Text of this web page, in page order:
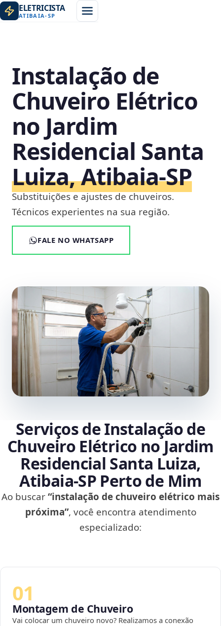
ELETRICISTA
ATIBAIA-SP
Instalação de
Chuveiro Elétrico
no Jardim
Residencial Santa
Luiza, Atibaia‑SP
Substituições e ajustes de chuveiros.
Técnicos experientes na sua região.
FALE NO WHATSAPP
Serviços de Instalação de
Chuveiro Elétrico no Jardim
Residencial Santa Luiza,
Atibaia‑SP Perto de Mim
Ao buscar“instalação de chuveiro elétrico mais
próxima”, você encontra atendimento
especializado:
01
Montagem de Chuveiro
Vai colocar um chuveiro novo? Realizamos a conexão